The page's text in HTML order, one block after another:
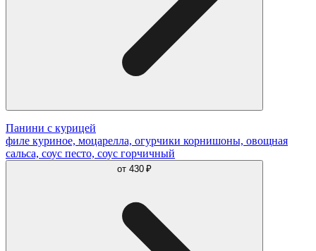
Панини с курицей
филе куриное, моцарелла, огурчики корнишоны, овощная
сальса, соус песто, соус горчичный
от 430 ₽